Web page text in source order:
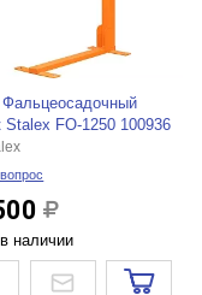
Stalex FO-1250 100936
наличии